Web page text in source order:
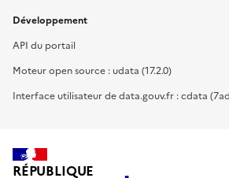
Développement
API du portail
Moteur open source : udata (17.2.0)
Interface utilisateur de data.gouv.fr : cdata
RÉPUBLIQUE